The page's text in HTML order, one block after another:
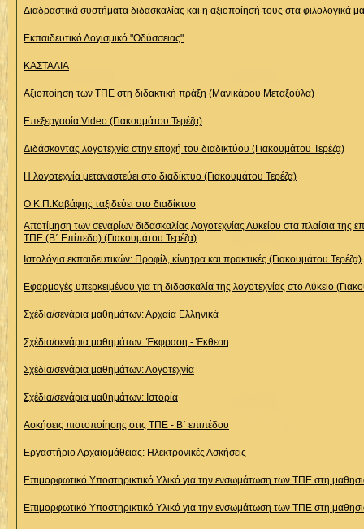
Διαδραστικά συστήματα διδασκαλίας και η αξιοποίησή τους στα φιλολογικά
Εκπαιδευτικό Λογισμικό "Οδύσσειας"
ΚΑΣΤΑΛΙΑ
Αξιοποίηση των ΤΠΕ στη διδακτική πράξη (Μανικάρου Μεταξούλα)
Επεξεργασία Video (Γιακουμάτου Τερέζα)
Διδάσκοντας λογοτεχνία στην εποχή του διαδικτύου (Γιακουμάτου Τερέζα)
Η λογοτεχνία μεταναστεύει στο διαδίκτυο (Γιακουμάτου Τερέζα)
Ο Κ.Π.Καβάφης ταξιδεύει στο διαδίκτυο
Αποτίμηση των σεναρίων διδασκαλίας Λογοτεχνίας Λυκείου στα πλαίσια
ΤΠΕ (Β΄ Επίπεδο) (Γιακουμάτου Τερέζα)
Ιστολόγια εκπαιδευτικών: Προφίλ, κίνητρα και πρακτικές (Γιακουμάτου Τερέζα)
Εφαρμογές υπερκειμένου για τη διδασκαλία της λογοτεχνίας στο Λύκειο
Σχέδια/σενάρια μαθημάτων: Αρχαία Ελληνικά
Σχέδια/σενάρια μαθημάτων: Έκφραση - Έκθεση
Σχέδια/σενάρια μαθημάτων: Λογοτεχνία
Σχέδια/σενάρια μαθημάτων: Ιστορία
Ασκήσεις πιστοποίησης στις ΤΠΕ - Β΄ επιπέδου
Εργαστήριο Αρχαιομάθειας: Ηλεκτρονικές Ασκήσεις
Επιμορφωτικό Υποστηρικτικό Υλικό για την ενσωμάτωση των ΤΠΕ στη
Επιμορφωτικό Υποστηρικτικό Υλικό για την ενσωμάτωση των ΤΠΕ στη